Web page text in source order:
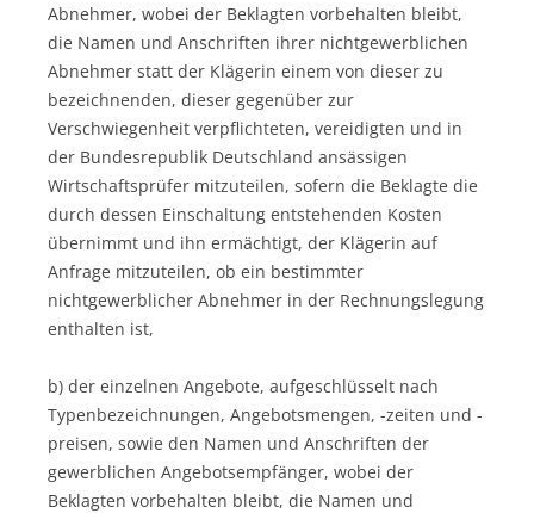
Abnehmer, wobei der Beklagten vorbehalten bleibt,
die Namen und Anschriften ihrer nichtgewerblichen
Abnehmer statt der Klägerin einem von dieser zu
bezeichnenden, dieser gegenüber zur
Verschwiegenheit verpflichteten, vereidigten und in
der Bundesrepublik Deutschland ansässigen
Wirtschaftsprüfer mitzuteilen, sofern die Beklagte die
durch dessen Einschaltung entstehenden Kosten
übernimmt und ihn ermächtigt, der Klägerin auf
Anfrage mitzuteilen, ob ein bestimmter
nichtgewerblicher Abnehmer in der Rechnungslegung
enthalten ist,
b) der einzelnen Angebote, aufgeschlüsselt nach
Typenbezeichnungen, Angebotsmengen, -zeiten und -
preisen, sowie den Namen und Anschriften der
gewerblichen Angebotsempfänger, wobei der
Beklagten vorbehalten bleibt, die Namen und